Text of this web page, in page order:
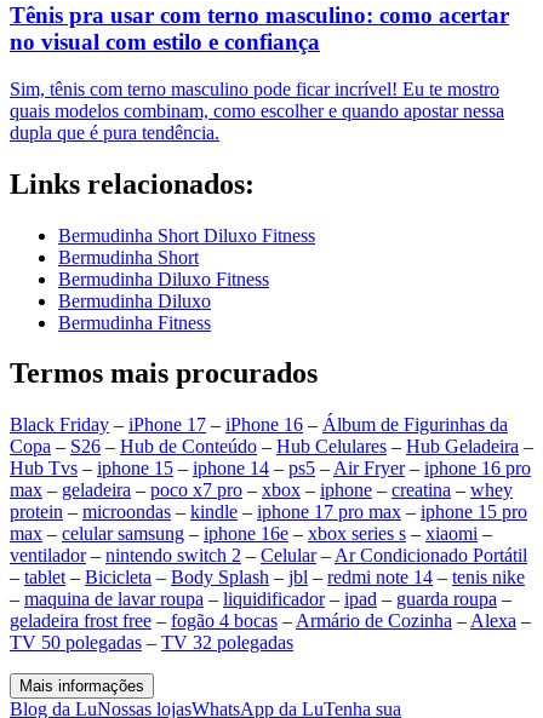
Tênis pra usar com terno masculino: como acertar
no visual com estilo e confiança
Sim, tênis com terno masculino pode ficar incrível! Eu te mostro
quais modelos combinam, como escolher e quando apostar nessa
dupla que é pura tendência.
Links relacionados:
Bermudinha Short Diluxo Fitness
Bermudinha Short
Bermudinha Diluxo Fitness
Bermudinha Diluxo
Bermudinha Fitness
Termos mais procurados
Black Friday – iPhone 17 – iPhone 16 – Álbum de Figurinhas da
Copa – S26 – Hub de Conteúdo – Hub Celulares – Hub Geladeira –
Hub Tvs – iphone 15 – iphone 14 – ps5 – Air Fryer– iphone 16 pro
max – geladeira – poco x7 pro – xbox – iphone – creatina – whey
protein – microondas – kindle – iphone 17 pro max – iphone 15 pro
max – celular samsung – iphone 16e – xbox series s – xiaomi –
ventilador– nintendo switch 2 – Celular– Ar Condicionado Portátil
– tablet – Bicicleta – Body Splash – jbl – redmi note 14 – tenis nike
– maquina de lavar roupa – liquidificador– ipad – guarda roupa –
geladeira frost free – fogão 4 bocas – Armário de Cozinha – Alexa –
TV 50 polegadas – TV 32 polegadas
Mais informações
Blog da LuNossas lojasWhatsApp da LuTenha sua